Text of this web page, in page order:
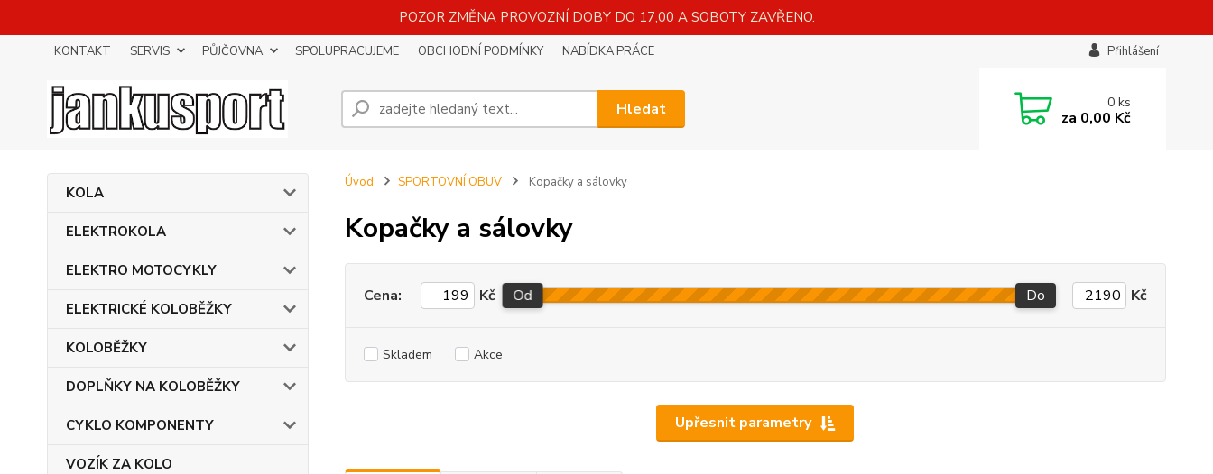
POZOR ZMĚNA PROVOZNÍ DOBY DO 17,00 A SOBOTY ZAVŘENO.
KONTAKT SERVIS PŮJČOVNA SPOLUPRACUJEME OBCHODNÍ PODMÍNKY NABÍDKA PRÁCE Přihlášení
Hledat 0ks
za 0,00 Kč
KOLA
ELEKTROKOLA
ELEKTRO MOTOCYKLY
ELEKTRICKÉ KOLOBĚŽKY
KOLOBĚŽKY
DOPLŇKY NA KOLOBĚŽKY
CYKLO KOMPONENTY
VOZÍK ZA KOLO
Úvod SPORTOVNÍ OBUV Kopačky a sálovky
Kopačky a sálovky
Upřesnit parametry
Cena: Kč Od Do Kč
Skladem Akce